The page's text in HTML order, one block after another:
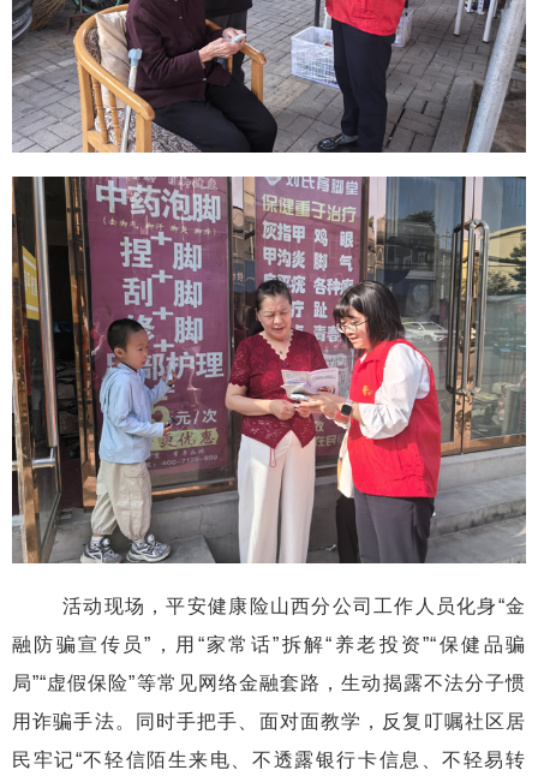
活动现场，平安健康险山西分公司工作人员化身“金
融防骗宣传员”，用“家常话”拆解“养老投资”“保健品骗
局”“虚假保险”等常见网络金融套路，生动揭露不法分子惯
用诈骗手法。同时手把手、面对面教学，反复叮嘱社区居
民牢记“不轻信陌生来电、不透露银行卡信息、不轻易转